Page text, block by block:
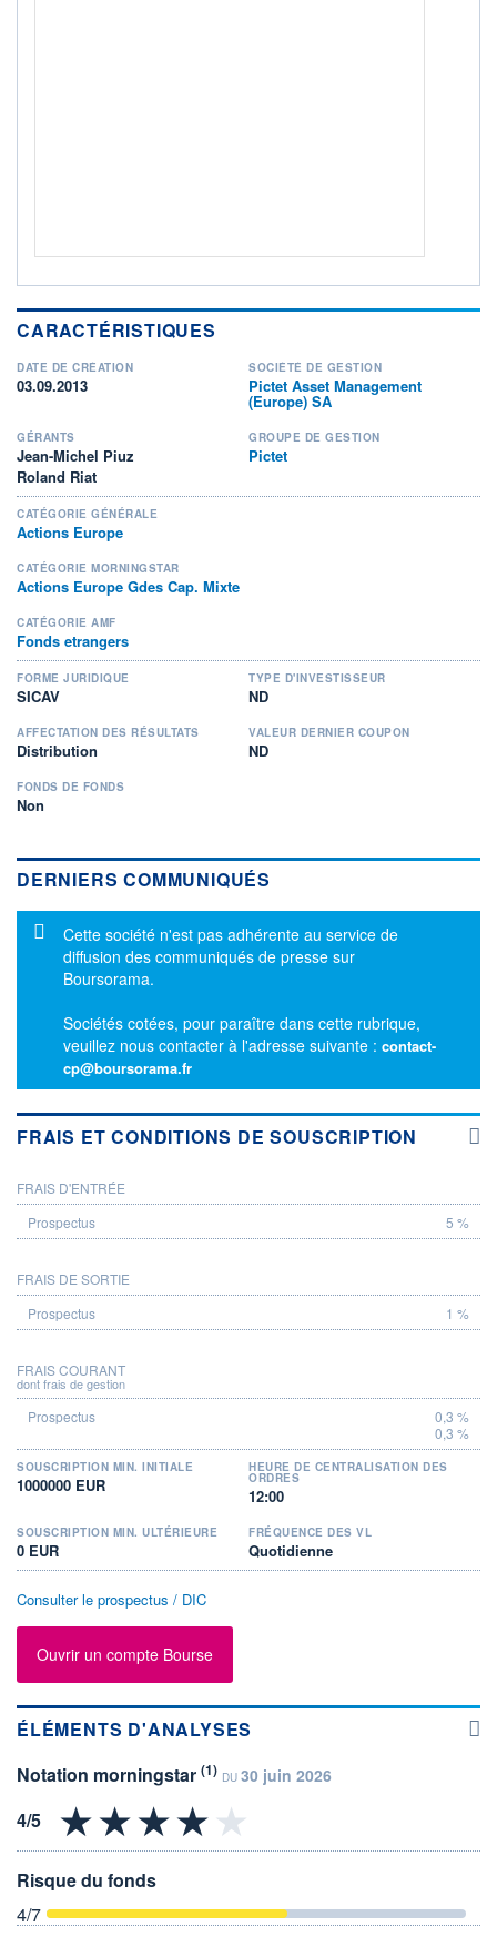
CARACTÉRISTIQUES
DATE DE CRÉATION
03.09.2013
SOCIÉTÉ DE GESTION
Pictet Asset Management
(Europe) SA
GÉRANTS
Jean-Michel Piuz
Roland Riat
GROUPE DE GESTION
Pictet
CATÉGORIE GÉNÉRALE
Actions Europe
CATÉGORIE MORNINGSTAR
Actions Europe Gdes Cap. Mixte
CATÉGORIE AMF
Fonds etrangers
FORME JURIDIQUE
SICAV
TYPE D'INVESTISSEUR
ND
AFFECTATION DES RÉSULTATS
Distribution
VALEUR DERNIER COUPON
ND
FONDS DE FONDS
Non
DERNIERS COMMUNIQUÉS
Message d'information
Cette société n'est pas adhérente au service de
diffusion des communiqués de presse sur
Boursorama.
Sociétés cotées, pour paraître dans cette rubrique,
veuillez nous contacter à l'adresse suivante : contact-
cp@boursorama.fr
FRAIS ET CONDITIONS DE SOUSCRIPTION
PROSPECTUS
FRAIS D'ENTRÉE
5 %
FRAIS DE SORTIE
1 %
FRAIS COURANT
dont frais de gestion
0,3 %
0,3 %
SOUSCRIPTION MIN. INITIALE
1000000 EUR
HEURE DE CENTRALISATION DES
ORDRES
12:00
SOUSCRIPTION MIN. ULTÉRIEURE
0 EUR
FRÉQUENCE DES VL
Quotidienne
Consulter le prospectus / DIC
Ouvrir un compte Bourse
ÉLÉMENTS D'ANALYSES
Notation morningstar (1) DU 30 juin 2026
Risque du fonds
4/7